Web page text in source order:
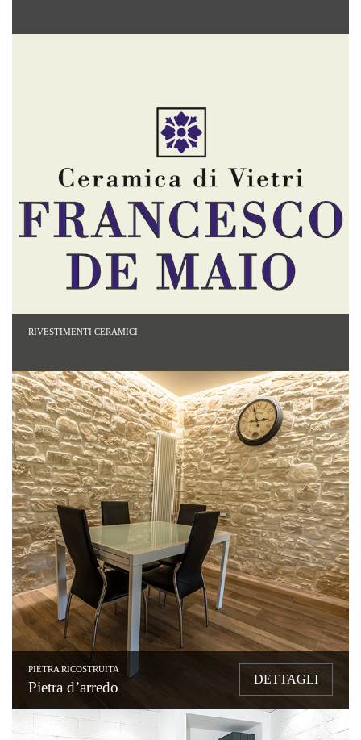
RIVESTIMENTI CERAMICI
PIETRA RICOSTRUITA
Pietra d’arredo DETTAGLI